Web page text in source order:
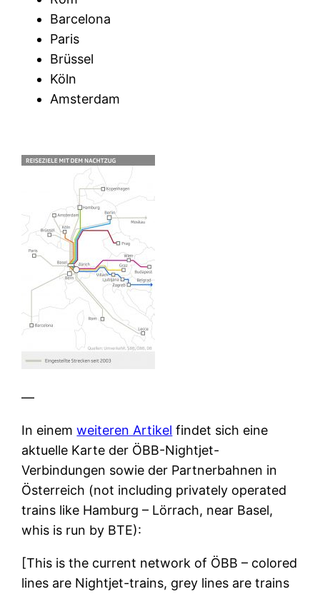
Barcelona
Paris
Brüssel
Köln
Amsterdam
—
In einemweiteren Artikel findet sich eine
aktuelle Karte der ÖBB-Nightjet-
Verbindungen sowie der Partnerbahnen in
Österreich (not including privately operated
trains like Hamburg – Lörrach, near Basel,
whis is run by BTE):
[This is the current network of ÖBB – colored
lines are Nightjet-trains, grey lines are trains